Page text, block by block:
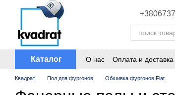
Перейти к основному контенту
Каталог О нас Оплата и доставка
Квадрат Пол для фургонов Обшивка фургонов Fiat